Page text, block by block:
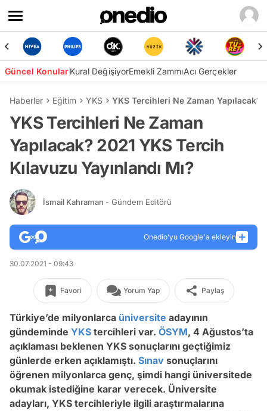
Güncel KonularKural DeğişiyorEmekli ZammıAcı Gerçekler
Haberler Eğitim YKS YKS Tercihleri Ne Zaman Yapılacak?
YKS Tercihleri Ne Zaman
Yapılacak? 2021 YKS Tercih
Kılavuzu Yayınlandı Mı?
İsmail Kahraman - Gündem Editörü
Onedio’yu Google'a ekleyin
30.07.2021 - 09:43
Favori Yorum Yap Paylaş
Türkiye’de milyonlarca üniversite adayının
gündeminde YKS tercihleri var. ÖSYM, 4 Ağustos’ta
açıklaması beklenen YKS sonuçlarını geçtiğimiz
günlerde erken açıklamıştı. Sınav sonuçlarını
öğrenen milyonlarca genç, şimdi hangi üniversitede
okumak istediğine karar verecek. Üniversite
adayları, YKS tercihleriyle ilgili araştırmalarına